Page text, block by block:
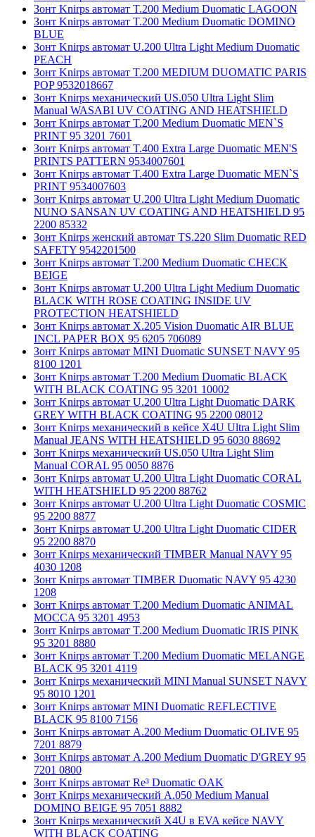
Зонт Knirps автомат T.200 Medium Duomatic LAGOON
Зонт Knirps автомат T.200 Medium Duomatic DOMINO
BLUE
Зонт Knirps автомат U.200 Ultra Light Medium Duomatic
PEACH
Зонт Knirps автомат T.200 MEDIUM DUOMATIC PARIS
POP 9532018667
Зонт Knirps механический US.050 Ultra Light Slim
Manual WASABI UV COATING AND HEATSHIELD
Зонт Knirps автомат T.200 Medium Duomatic MEN`S
PRINT 95 3201 7601
Зонт Knirps автомат T.400 Extra Large Duomatic MEN'S
PRINTS PATTERN 9534007601
Зонт Knirps автомат T.400 Extra Large Duomatic MEN`S
PRINT 9534007603
Зонт Knirps автомат U.200 Ultra Light Medium Duomatic
NUNO SANSAN UV COATING AND HEATSHIELD 95
2200 85332
Зонт Knirps женский автомат TS.220 Slim Duomatic RED
SAFETY 9542201500
Зонт Knirps автомат T.200 Medium Duomatic CHECK
BEIGE
Зонт Knirps автомат U.200 Ultra Light Medium Duomatic
BLACK WITH ROSE COATING INSIDE UV
PROTECTION HEATSHIELD
Зонт Knirps автомат X.205 Vision Duomatic AIR BLUE
INCL PAPER BOX 95 6205 706089
Зонт Knirps автомат MINI Duomatic SUNSET NAVY 95
8100 1201
Зонт Knirps автомат T.200 Medium Duomatic BLACK
WITH BLACK COATING 95 3201 10002
Зонт Knirps автомат U.200 Ultra Light Duomatic DARK
GREY WITH BLACK COATING 95 2200 08012
Зонт Knirps механический в кейсе X4U Ultra Light Slim
Manual JEANS WITH HEATSHIELD 95 6030 88692
Зонт Knirps механический US.050 Ultra Light Slim
Manual CORAL 95 0050 8876
Зонт Knirps автомат U.200 Ultra Light Duomatic CORAL
WITH HEATSHIELD 95 2200 88762
Зонт Knirps автомат U.200 Ultra Light Duomatic COSMIC
95 2200 8877
Зонт Knirps автомат U.200 Ultra Light Duomatic CIDER
95 2200 8870
Зонт Knirps механический TIMBER Manual NAVY 95
4030 1208
Зонт Knirps автомат TIMBER Duomatic NAVY 95 4230
1208
Зонт Knirps автомат T.200 Medium Duomatic ANIMAL
MOCCA 95 3201 4953
Зонт Knirps автомат T.200 Medium Duomatic IRIS PINK
95 3201 8880
Зонт Knirps автомат T.200 Medium Duomatic MELANGE
BLACK 95 3201 4119
Зонт Knirps механический MINI Manual SUNSET NAVY
95 8010 1201
Зонт Knirps автомат MINI Duomatic REFLECTIVE
BLACK 95 8100 7156
Зонт Knirps автомат A.200 Medium Duomatic OLIVE 95
7201 8879
Зонт Knirps автомат A.200 Medium Duomatic D'GREY 95
7201 0800
Зонт Knirps автомат Re³ Duomatic OAK
Зонт Knirps механический A.050 Medium Manual
DOMINO BEIGE 95 7051 8882
Зонт Knirps механический X4U в EVA кейсе NAVY
WITH BLACK COATING